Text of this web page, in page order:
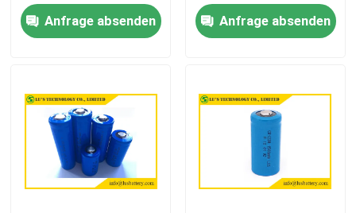
Über uns
Fabrik-Ausflug
Batterie
Anfrage absenden
Batterie-CR34615
3.0V Li Mno2
Anfrage absenden